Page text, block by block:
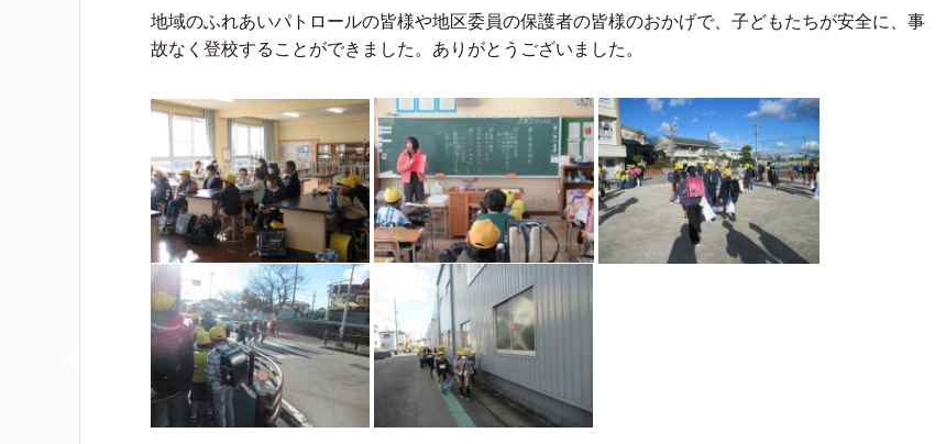
地域のふれあいパトロールの皆様や地区委員の保護者の皆様のおかげで、子どもたちが安全に、事
故なく登校することができました。ありがとうございました。